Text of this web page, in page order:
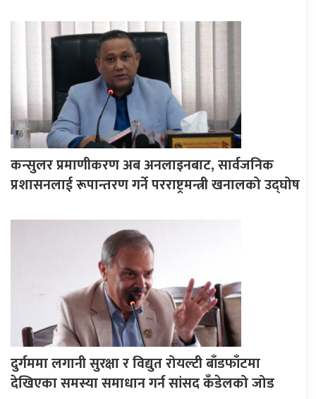
कन्सुलर प्रमाणीकरण अब अनलाइनबाट, सार्वजनिक
प्रशासनलाई रूपान्तरण गर्ने परराष्ट्रमन्त्री खनालको उद्घोष
दुर्गममा लगानी सुरक्षा र विद्युत रोयल्टी बाँडफाँटमा
देखिएका समस्या समाधान गर्न सांसद कँडेलको जोड